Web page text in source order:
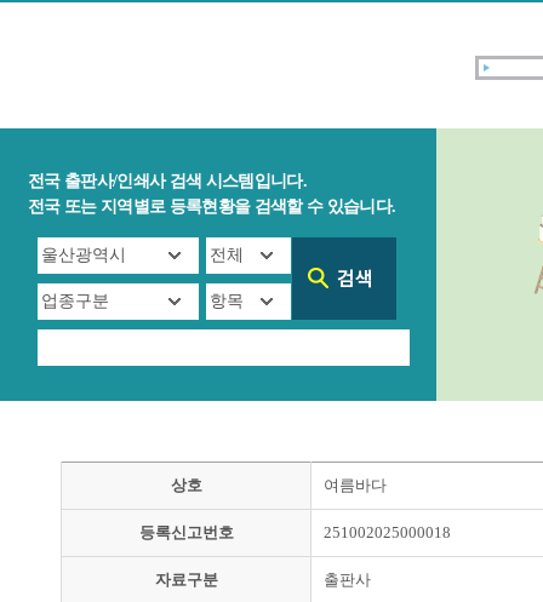
전국 출판사/인쇄사 검색 시스템입니다.
전국 또는 지역별로 등록현황을 검색할 수 있습니다.
상호 여름바다
등록신고번호 251002025000018
자료구분 출판사